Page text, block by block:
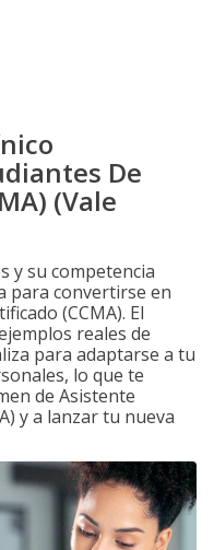
De
(Vale
y su competencia
para convertirse en
(CCMA). El
reales de
para adaptarse a tu
lo que te
de Asistente
y a lanzar tu nueva